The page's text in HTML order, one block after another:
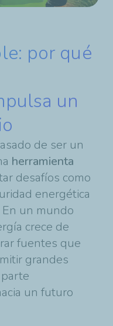
por qué
un
de ser un
herramienta
desafíos como
energética
un mundo
crece de
fuentes que
grandes
un futuro